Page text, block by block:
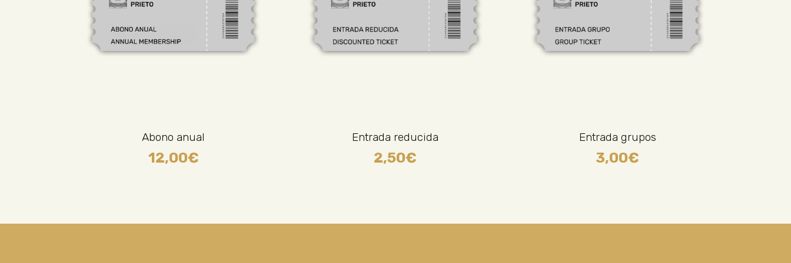
Abono anual
12,00€
Entrada reducida
2,50€
Entrada grupos
3,00€